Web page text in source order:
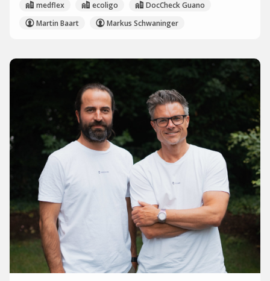
medflex ecoligo
DocCheck Guano
Martin Baart
Markus Schwaninger